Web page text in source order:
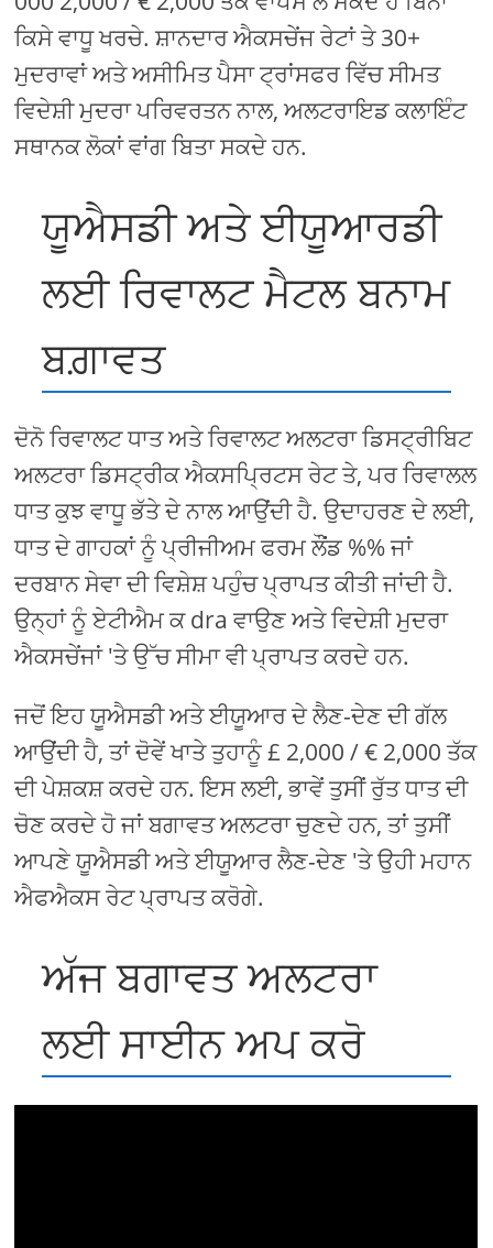
ਕਿਸੇ ਵਾਧੂ ਖਰਚੇ. ਸ਼ਾਨਦਾਰ ਐਕਸਚੇਂਜ ਰੇਟਾਂ ਤੇ 30+
ਮੁਦਰਾਵਾਂ ਅਤੇ ਅਸੀਮਿਤ ਪੈਸਾ ਟ੍ਰਾਂਸਫਰ ਵਿੱਚ ਸੀਮਤ
ਵਿਦੇਸ਼ੀ ਮੁਦਰਾ ਪਰਿਵਰਤਨ ਨਾਲ, ਅਲਟਰਾਇਡ ਕਲਾਇੰਟ
ਸਥਾਨਕ ਲੋਕਾਂ ਵਾਂਗ ਬਿਤਾ ਸਕਦੇ ਹਨ.
ਯੂਐਸਡੀ ਅਤੇ ਈਯੂਆਰਡੀ
ਲਈ ਰਿਵਾਲਟ ਮੈਟਲ ਬਨਾਮ
ਬਗ਼ਾਵਤ
ਦੋਨੋ ਰਿਵਾਲਟ ਧਾਤ ਅਤੇ ਰਿਵਾਲਟ ਅਲਟਰਾ ਡਿਸਟ੍ਰੀਬਿਟ
ਅਲਟਰਾ ਡਿਸਟ੍ਰੀਕ ਐਕਸਪ੍ਰਿਟਸ ਰੇਟ ਤੇ, ਪਰ ਰਿਵਾਲਲ
ਧਾਤ ਕੁਝ ਵਾਧੂ ਭੱਤੇ ਦੇ ਨਾਲ ਆਉਂਦੀ ਹੈ. ਉਦਾਹਰਣ ਦੇ ਲਈ,
ਧਾਤ ਦੇ ਗਾਹਕਾਂ ਨੂੰ ਪ੍ਰੀਜੀਅਮ ਫਰਮ ਲੌਂਂਡ %% ਜਾਂ
ਦਰਬਾਨ ਸੇਵਾ ਦੀ ਵਿਸ਼ੇਸ਼ ਪਹੁੰਚ ਪ੍ਰਾਪਤ ਕੀਤੀ ਜਾਂਦੀ ਹੈ.
ਉਨ੍ਹਾਂ ਨੂੰ ਏਟੀਐਮ ਕ dra ਵਾਉਣ ਅਤੇ ਵਿਦੇਸ਼ੀ ਮੁਦਰਾ
ਐਕਸਚੇਂਜਾਂ 'ਤੇ ਉੱਚ ਸੀਮਾ ਵੀ ਪ੍ਰਾਪਤ ਕਰਦੇ ਹਨ.
ਜਦੋਂ ਇਹ ਯੂਐਸਡੀ ਅਤੇ ਈਯੂਆਰ ਦੇ ਲੈਣ-ਦੇਣ ਦੀ ਗੱਲ
ਆਉਂਦੀ ਹੈ, ਤਾਂ ਦੋਵੇਂ ਖਾਤੇ ਤੁਹਾਨੂੰ £ 2,000 / € 2,000 ਤੱਕ
ਦੀ ਪੇਸ਼ਕਸ਼ ਕਰਦੇ ਹਨ. ਇਸ ਲਈ, ਭਾਵੇਂ ਤੁਸੀਂ ਰੁੱਤ ਧਾਤ ਦੀ
ਚੋਣ ਕਰਦੇ ਹੋ ਜਾਂ ਬਗਾਵਤ ਅਲਟਰਾ ਚੁਣਦੇ ਹਨ, ਤਾਂ ਤੁਸੀਂ
ਆਪਣੇ ਯੂਐਸਡੀ ਅਤੇ ਈਯੂਆਰ ਲੈਣ-ਦੇਣ 'ਤੇ ਉਹੀ ਮਹਾਨ
ਐਫਐਕਸ ਰੇਟ ਪ੍ਰਾਪਤ ਕਰੋਗੇ.
ਅੱਜ ਬਗਾਵਤ ਅਲਟਰਾ
ਲਈ ਸਾਈਨ ਅਪ ਕਰੋ